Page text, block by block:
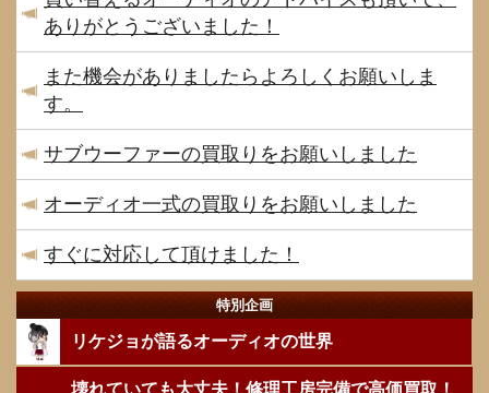
ありがとうございました！
また機会がありましたらよろしくお願いしま
す。
サブウーファーの買取りをお願いしました
オーディオ一式の買取りをお願いしました
すぐに対応して頂けました！
特別企画
リケジョが語るオーディオの世界